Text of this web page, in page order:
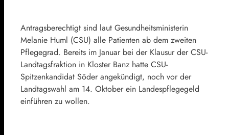
Antragsberechtigt sind laut Gesundheitsministerin
Melanie Huml (CSU) alle Patienten ab dem zweiten
Pflegegrad. Bereits im Januar bei der Klausur der CSU-
Landtagsfraktion in Kloster Banz hatte CSU-
Spitzenkandidat Söder angekündigt, noch vor der
Landtagswahl am 14. Oktober ein Landespflegegeld
einführen zu wollen.